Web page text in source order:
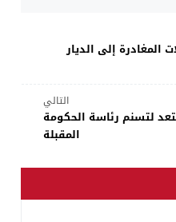
المغادرة إلى الديار
التالي
لتسنم رئاسة الحكومة
المقبلة